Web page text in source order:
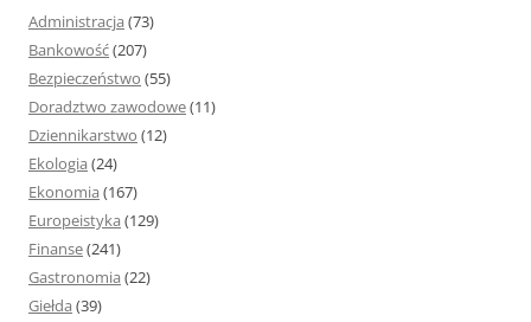
Administracja (73)
Bankowość(207)
Bezpieczeństwo (55)
Doradztwo zawodowe(11)
Dziennikarstwo (12)
Ekologia (24)
Ekonomia (167)
Europeistyka (129)
Finanse(241)
Gastronomia (22)
Giełda (39)